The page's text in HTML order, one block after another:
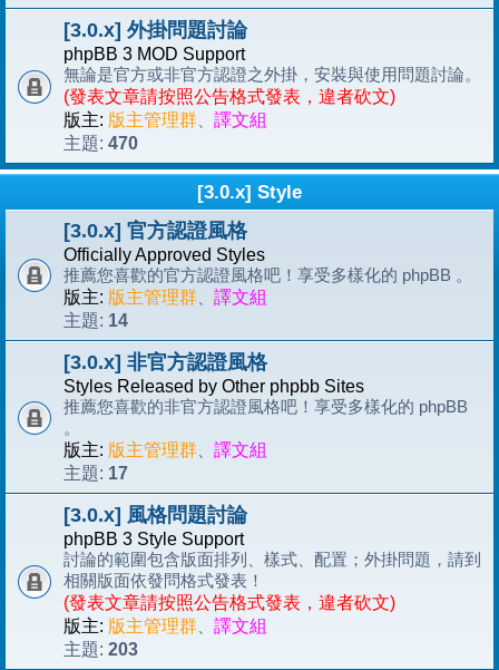
[3.0.x] 外掛問題討論
phpBB 3 MOD Support
無論是官方或非官方認證之外掛，安裝與使用問題討論。
(發表文章請按照公告格式發表，違者砍文)
版主: 版主管理群
譯文組
主題: 470
[3.0.x] Style
[3.0.x] 官方認證風格
Officially Approved Styles
推薦您喜歡的官方認證風格吧！享受多樣化的 phpBB 。
版主: 版主管理群
譯文組
主題: 14
[3.0.x] 非官方認證風格
Styles Released by Other phpbb Sites
推薦您喜歡的非官方認證風格吧！享受多樣化的 phpBB
。
版主: 版主管理群
譯文組
主題: 17
[3.0.x] 風格問題討論
phpBB 3 Style Support
討論的範圍包含版面排列、樣式、配置；外掛問題，請到
相關版面依發問格式發表！
(發表文章請按照公告格式發表，違者砍文)
版主: 版主管理群
譯文組
主題: 203